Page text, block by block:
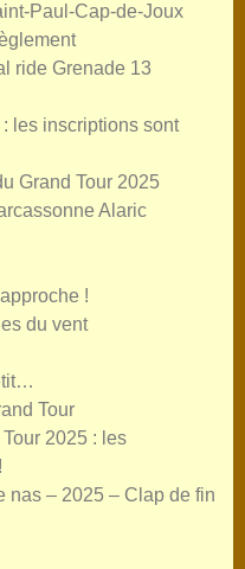
Paul-Cap-de-Joux
ride Grenade 13
les inscriptions sont
Grand Tour 2025
Alaric
!
du vent
Tour
2025 : les
nas – 2025 – Clap de fin